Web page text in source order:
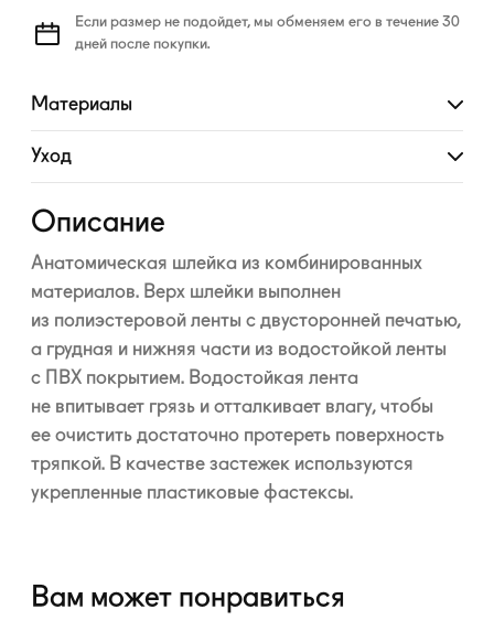
Если размер не подойдет, мы обменяем его в течение 30
дней после покупки.
Материалы
Развернуть
Уход
Развернуть
Описание
Анатомическая шлейка из комбинированных
материалов. Верх шлейки выполнен
из полиэстеровой ленты с двусторонней печатью,
а грудная и нижняя части из водостойкой ленты
с ПВХ покрытием. Водостойкая лента
не впитывает грязь и отталкивает влагу, чтобы
ее очистить достаточно протереть поверхность
тряпкой. В качестве застежек используются
укрепленные пластиковые фастексы.
Вам может понравиться